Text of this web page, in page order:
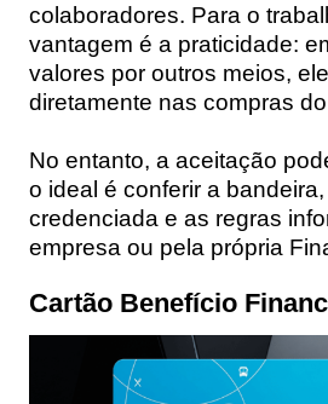
colaboradores. Para o
vantagem é a praticidade:
valores por outros meios,
diretamente nas compras
No entanto, a aceitação
o ideal é conferir a
credenciada e as regras
empresa ou pela própria
Cartão Benefício